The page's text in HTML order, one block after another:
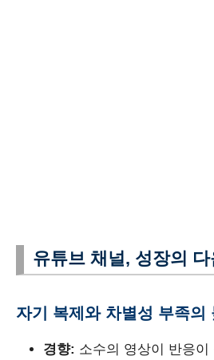
유튜브 채널, 성장의 다
자기 복제와 차별성 부족의
경향: 소수의 영상이 반응